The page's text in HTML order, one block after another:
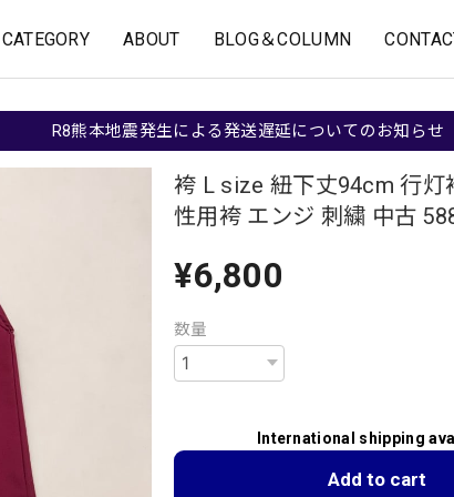
CATEGORY ABOUT BLOG＆COLUMN
R8熊本地震発生による発送遅延についてのお知らせ
袴 L size 紐下丈94cm 行灯
性用袴 エンジ 刺繍 中古
¥6,800
数量
International shipping
Add to cart